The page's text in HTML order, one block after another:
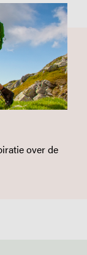
over de